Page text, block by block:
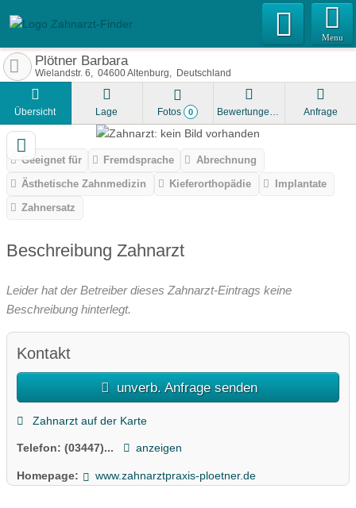
Menu
Plötner Barbara
Wielandstr. 6 04600Altenburg Deutschland
Übersicht Lage Fotos 0 Bewertungen Anfrage
Geeignet für Fremdsprache
Abrechnung
Ästhetische Zahnmedizin
Kieferorthopädie
Implantate
Zahnersatz
Beschreibung Zahnarzt
Leider hat der Betreiber dieses Zahnarzt-Eintrags keine
Beschreibung hinterlegt.
Kontakt
unverb. Anfrage senden
Zahnarzt auf der Karte
Telefon: (03447)... anzeigen
Homepage: www.zahnarztpraxis-ploetner.de